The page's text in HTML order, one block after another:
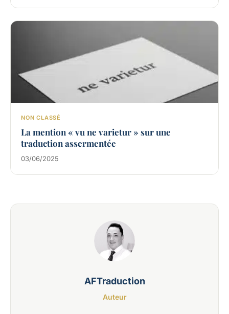
NON CLASSÉ
La mention « vu ne varietur » sur une
traduction assermentée
03/06/2025
AFTraduction
Auteur